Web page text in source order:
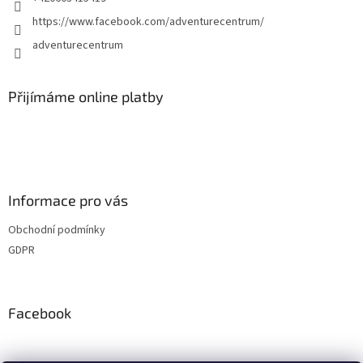
https://www.facebook.com/adventurecentrum/
adventurecentrum
Přijímáme online platby
Informace pro vás
Obchodní podmínky
GDPR
Facebook